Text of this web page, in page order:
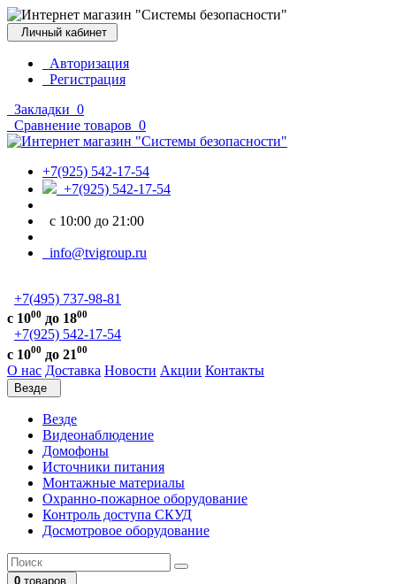
Личный кабинет
Авторизация
Регистрация
Закладки 0
Сравнение товаров 0
+7(925) 542-17-54
+7(925) 542-17-54
с 10:00 до 21:00
info@tvigroup.ru
+7(495) 737-98-81
с 1000 до 1800
+7(925) 542-17-54
с 1000 до 2100
О нас Доставка Новости Акции Контакты
Везде
Везде
Видеонаблюдение
Домофоны
Источники питания
Монтажные материалы
Охранно-пожарное оборудование
Контроль доступа СКУД
Досмотровое оборудование
0 товаров,